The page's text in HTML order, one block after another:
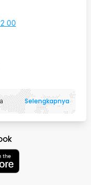
00
Selengkapnya